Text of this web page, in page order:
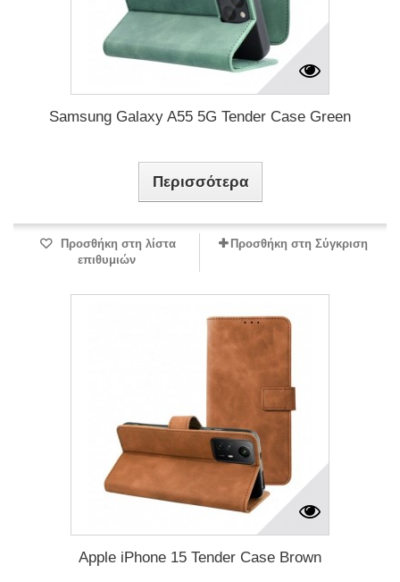
Samsung Galaxy A55 5G Tender Case Green
Περισσότερα
Προσθήκη στη λίστα
επιθυμιών
Προσθήκη στη Σύγκριση
Apple iPhone 15 Tender Case Brown